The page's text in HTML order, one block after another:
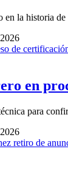
en la historia
en
para